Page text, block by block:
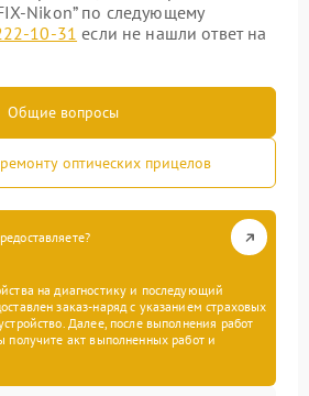
Nikon” по следующему
10-31 если не нашли ответ на
Общие вопросы
оптических прицелов
на диагностику и последующий
заказ-наряд с указанием страховых
Далее, после выполнения работ
получите акт выполненных работ и